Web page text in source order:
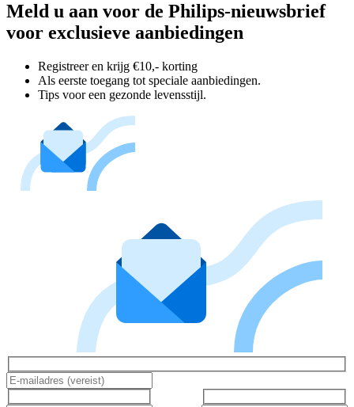
Meld u aan voor de Philips-nieuwsbrief
voor exclusieve aanbiedingen
Registreer en krijg €10,- korting
Als eerste toegang tot speciale aanbiedingen.
Tips voor een gezonde levensstijl.